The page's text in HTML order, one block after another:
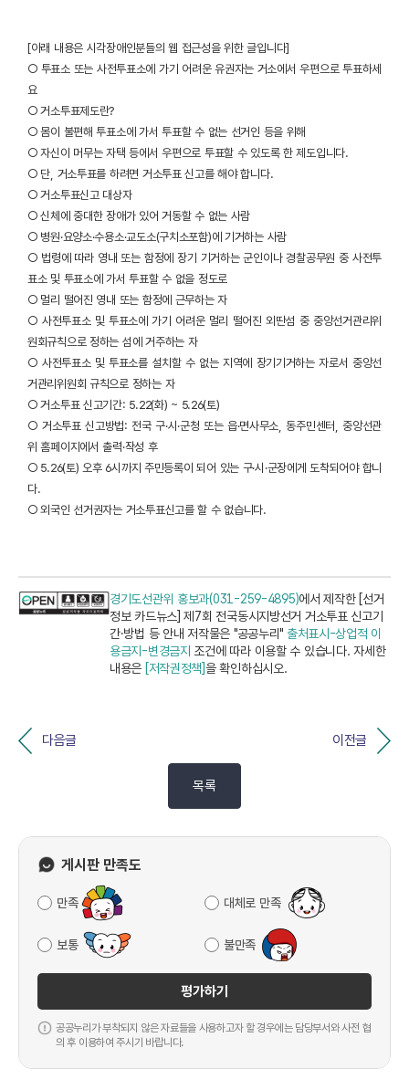
[아래 내용은 시각장애인분들의 웹 접근성을 위한 글입니다]
○ 투표소 또는 사전투표소에 가기 어려운 유권자는 거소에서 우편으로 투표하세
요
○ 거소투표제도란?
○ 몸이 불편해 투표소에 가서 투표할 수 없는 선거인 등을 위해
○ 자신이 머무는 자택 등에서 우편으로 투표할 수 있도록 한 제도입니다.
○ 단, 거소투표를 하려면 거소투표 신고를 해야 합니다.
○ 거소투표신고 대상자
○ 신체에 중대한 장애가 있어 거동할 수 없는 사람
○ 병원·요양소·수용소·교도소(구치소포함)에 기거하는 사람
○ 법령에 따라 영내 또는 함정에 장기 기거하는 군인이나 경찰공무원 중 사전투
표소 및 투표소에 가서 투표할 수 없을 정도로
○ 멀리 떨어진 영내 또는 함정에 근무하는 자
○ 사전투표소 및 투표소에 가기 어려운 멀리 떨어진 외딴섬 중 중앙선거관리위
원회규칙으로 정하는 섬에 거주하는 자
○ 사전투표소 및 투표소를 설치할 수 없는 지역에 장기기거하는 자로서 중앙선
거관리위원회 규칙으로 정하는 자
○ 거소투표 신고기간: 5.22(화) ~ 5.26(토)
○ 거소투표 신고방법: 전국 구·시·군청 또는 읍·면사무소, 동주민센터, 중앙선관
위 홈페이지에서 출력·작성 후
○ 5.26(토) 오후 6시까지 주민등록이 되어 있는 구·시·군장에게 도착되어야 합니
다.
○ 외국인 선거권자는 거소투표신고를 할 수 없습니다.
경기도선관위 홍보과(031-259-4895)에서 제작한 [선거
정보 카드뉴스] 제7회 전국동시지방선거 거소투표 신고기
간·방법 등 안내 저작물은 "공공누리" 출처표시-상업적 이
용금지-변경금지 조건에 따라 이용할 수 있습니다. 자세한
내용은 [저작권정책]을 확인하십시오.
다음글 이전글
목록
게시판 만족도
만족 대체로 만족
보통 불만족
평가하기
공공누리가 부착되지 않은 자료들을 사용하고자 할 경우에는 담당부서와 사전 협
의 후 이용하여 주시기 바랍니다.